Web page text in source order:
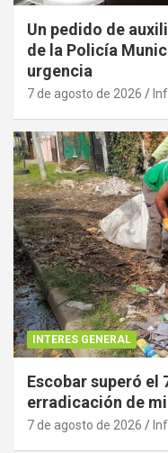
Un pedido de
de la Policía
urgencia
7 de agosto de 2026
INTERES GENERAL
Escobar superó el
erradicación de
7 de agosto de 2026